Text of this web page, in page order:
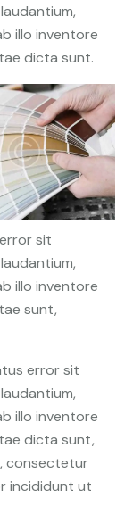
illo inventore
dicta sunt.
sit
illo inventore
sunt,
error sit
illo inventore
dicta sunt,
consectetur
incididunt ut